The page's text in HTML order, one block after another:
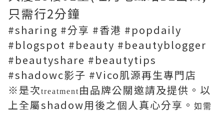
只需行2分鐘
#sharing #分享 #香港 #popdaily
#blogspot #beauty #beautyblogger
#beautyshare #beautytips
#shadowc影子 #Vico肌源再生專門店
※是次treatment 由品牌公關邀請及提供。以
上全屬shadow用後之個人真心分享。 如需